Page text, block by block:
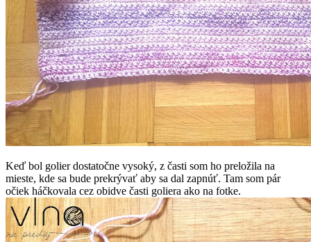
Keď bol golier dostatočne vysoký, z časti som ho preložila na
mieste, kde sa bude prekrývať aby sa dal zapnúť. Tam som pár
očiek háčkovala cez obidve časti goliera ako na fotke.